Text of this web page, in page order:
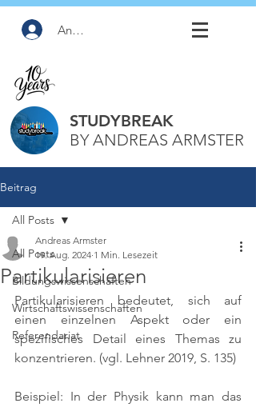
Anmelden
STUDYBREAK
BY ANDREAS ARMSTER
Beitrag
All Posts
Bildungswissenschaften
Wirtschaftswissenschaften
Referendariat
All Posts
Partikularisieren
Andreas Armster
19. Aug. 2024 1 Min. Lesezeit
Partikularisieren bedeutet, sich auf
einen einzelnen Aspekt oder ein
spezifisches Detail eines Themas zu
konzentrieren. (vgl. Lehner 2019, S. 135)
Beispiel: In der Physik kann man das